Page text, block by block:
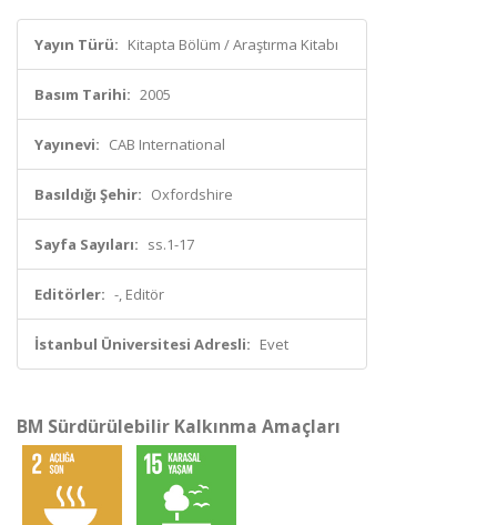
Yayın Türü: Kitapta Bölüm / Araştırma Kitabı
Basım Tarihi: 2005
Yayınevi: CAB International
Basıldığı Şehir: Oxfordshire
Sayfa Sayıları: ss.1-17
Editörler: -, Editör
İstanbul Üniversitesi Adresli: Evet
BM Sürdürülebilir Kalkınma Amaçları